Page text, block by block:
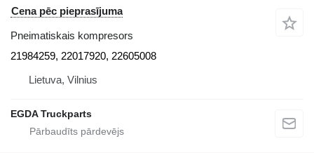
Cena pēc pieprasījuma
Pneimatiskais kompresors
21984259, 22017920, 22605008
Lietuva, Vilnius
EGDA Truckparts